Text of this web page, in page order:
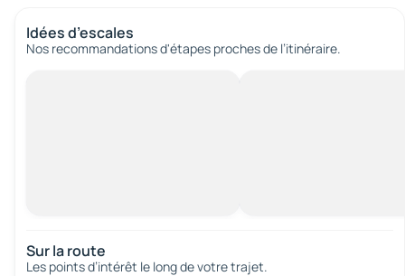
Idées d’escales
Nos recommandations d'étapes proches de l’itinéraire.
Sur la route
Les points d’intérêt le long de votre trajet.